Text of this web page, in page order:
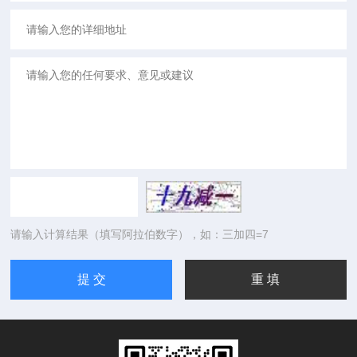
请输入计算结果（填写阿拉伯数字），如：三加四=7